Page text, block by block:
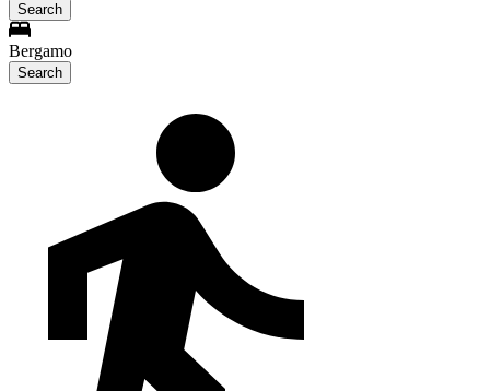
Search
Bergamo
Search